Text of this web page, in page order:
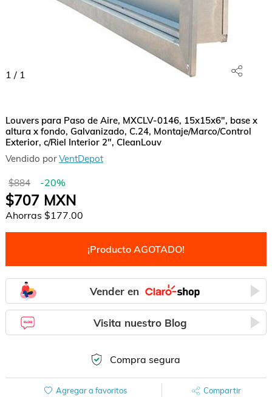
1 / 1
Louvers para Paso de Aire, MXCLV-0146, 15x15x6", base x
altura x fondo, Galvanizado, C.24, Montaje/Marco/Control
Exterior, c/Riel Interior 2", CleanLouv
Vendido porVentDepot
$884 -20%
$707MXN
Ahorras $177.00
¡Producto AGOTADO!
Vender en
Visita nuestro Blog
Compra segura
Agregar a favoritos Compartir